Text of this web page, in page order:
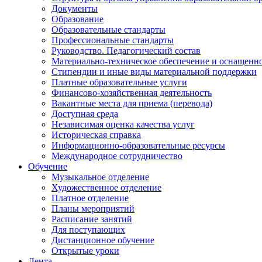
Документы
Образование
Образовательные стандарты
Профессиональные стандарты
Руководство. Педагогический состав
Материально-техническое обеспечение и
Стипендии и иные виды материальной поддержки
Платные образовательные услуги
Финансово-хозяйственная деятельность
Вакантные места для приема (перевода)
Доступная среда
Независимая оценка качества услуг
Историческая справка
Информационно-образовательные ресурсы
Международное сотрудничество
Обучение
Музыкальное отделение
Художественное отделение
Платное отделение
Планы мероприятий
Расписание занятий
Для поступающих
Дистанционное обучение
Открытые уроки